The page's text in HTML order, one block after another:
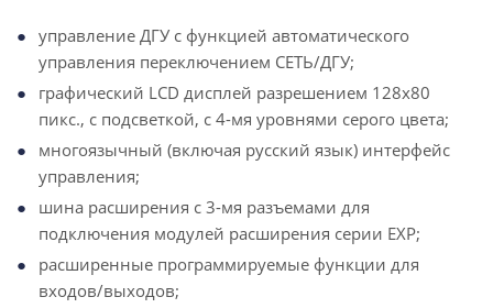
управление ДГУ с функцией автоматического
управления переключением СЕТЬ/ДГУ;
графический LCD дисплей разрешением 128х80
пикс., с подсветкой, с 4-мя уровнями серого цвета;
многоязычный (включая русский язык) интерфейс
управления;
шина расширения с 3-мя разъемами для
подключения модулей расширения серии EXP;
расширенные программируемые функции для
входов/выходов;